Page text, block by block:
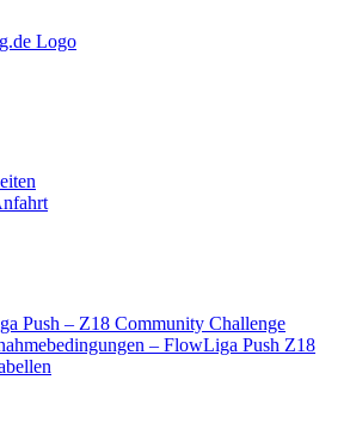
Push – Z18 Community Challenge
– FlowLiga Push Z18